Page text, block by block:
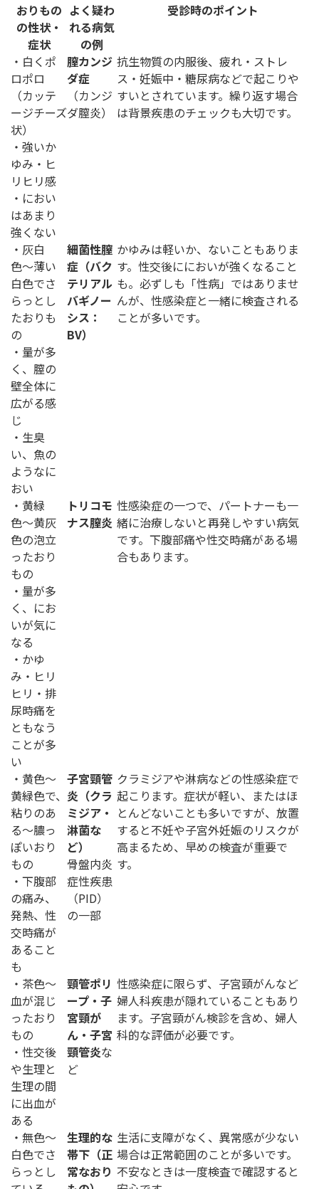
おりもの
の性状・
症状
よく疑わ
れる病気
の例
受診時のポイント
・白くポ
ロポロ
（カッテ
ージチーズ
状）
・強いか
ゆみ・ヒ
リヒリ感
・におい
はあまり
強くない
膣カンジ
ダ症
（カンジ
ダ膣炎）
抗生物質の内服後、疲れ・ストレ
ス・妊娠中・糖尿病などで起こりや
すいとされています。繰り返す場合
は背景疾患のチェックも大切です。
・灰白
色〜薄い
白色でさ
らっとし
たおりも
の
・量が多
く、膣の
壁全体に
広がる感
じ
・生臭
い、魚の
ようなに
おい
細菌性膣
症（バク
テリアル
バギノー
シス：
BV）
かゆみは軽いか、ないこともありま
す。性交後ににおいが強くなること
も。必ずしも「性病」ではありませ
んが、性感染症と一緒に検査される
ことが多いです。
・黄緑
色〜黄灰
色の泡立
ったおり
もの
・量が多
く、にお
いが気に
なる
・かゆ
み・ヒリ
ヒリ・排
尿時痛を
ともなう
ことが多
い
トリコモ
ナス膣炎
性感染症の一つで、パートナーも一
緒に治療しないと再発しやすい病気
です。下腹部痛や性交時痛がある場
合もあります。
・黄色〜
黄緑色で、
粘りのあ
る～膿っ
ぽいおり
もの
・下腹部
の痛み、
発熱、性
交時痛が
あること
も
子宮頸管
炎（クラ
ミジア・
淋菌な
ど）
骨盤内炎
症性疾患
（PID）
の一部
クラミジアや淋病などの性感染症で
起こります。症状が軽い、またはほ
とんどないことも多いですが、放置
すると不妊や子宮外妊娠のリスクが
高まるため、早めの検査が重要で
す。
・茶色〜
血が混じ
ったおり
もの
・性交後
や生理と
生理の間
に出血が
ある
頸管ポリ
ープ・子
宮頸が
ん・子宮
頸管炎な
ど
性感染症に限らず、子宮頸がんなど
婦人科疾患が隠れていることもあり
ます。子宮頸がん検診を含め、婦人
科的な評価が必要です。
・無色〜
白色でさ
らっとし
生理的な
帯下（正
常なおり
生活に支障がなく、異常感が少ない
場合は正常範囲のことが多いです。
不安なときは一度検査で確認すると